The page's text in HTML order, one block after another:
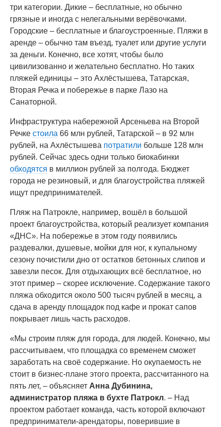
три категории. Дикие – бесплатные, но обычно
грязные и иногда с нелегальными верёвочками.
Городские – бесплатные и благоустроенные. Пляжи в
аренде – обычно там въезд, туалет или другие услуги
за деньги. Конечно, все хотят, чтобы было
цивилизованно и желательно бесплатно. Но таких
пляжей единицы – это Ахлёстышева, Татарская,
Вторая Речка и побережье в парке Лазо на
Санаторной.
Инфраструктура набережной Арсеньева на Второй
Речке стоила 66 млн рублей, Татарской – в 92 млн
рублей, на Ахлёстышева потратили больше 128 млн
рублей. Сейчас здесь одни только биокабинки
обходятся в миллион рублей за полгода. Бюджет
города не резиновый, и для благоустройства пляжей
ищут предпринимателей.
Пляж на Патрокле, например, вошёл в большой
проект благоустройства, который реализует компания
«ДНС». На побережье в этом году появились
раздевалки, душевые, мойки для ног, к купальному
сезону почистили дно от остатков бетонных слипов и
завезли песок. Для отдыхающих всё бесплатное, но
этот пример – скорее исключение. Содержание такого
пляжа обходится около 500 тысяч рублей в месяц, а
сдача в аренду площадок под кафе и прокат сапов
покрывает лишь часть расходов.
«Мы строим пляж для города, для людей. Конечно, мы
рассчитываем, что площадка со временем сможет
заработать на своё содержание. Но окупаемость не
стоит в бизнес-плане этого проекта, рассчитанного на
пять лет, – объясняет Анна Дубинина,
администратор пляжа в бухте Патрокл. – Над
проектом работает команда, часть которой включают
предприниматели-арендаторы, поверившие в